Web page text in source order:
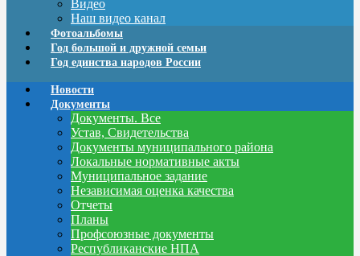
Видео
Наш видео канал
Фотоальбомы
Год большой и дружной семьи
Год единства народов России
Новости
Документы
Документы. Все
Устав, Свидетельства
Документы муниципального района
Локальные нормативные акты
Муниципальное задание
Независимая оценка качества
Отчеты
Планы
Профсоюзные документы
Республиканские НПА